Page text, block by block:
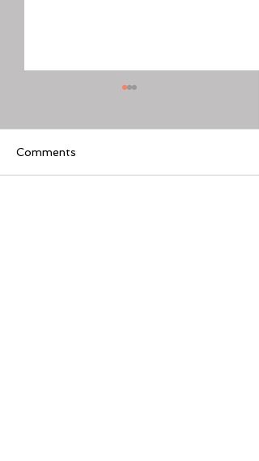
Comments